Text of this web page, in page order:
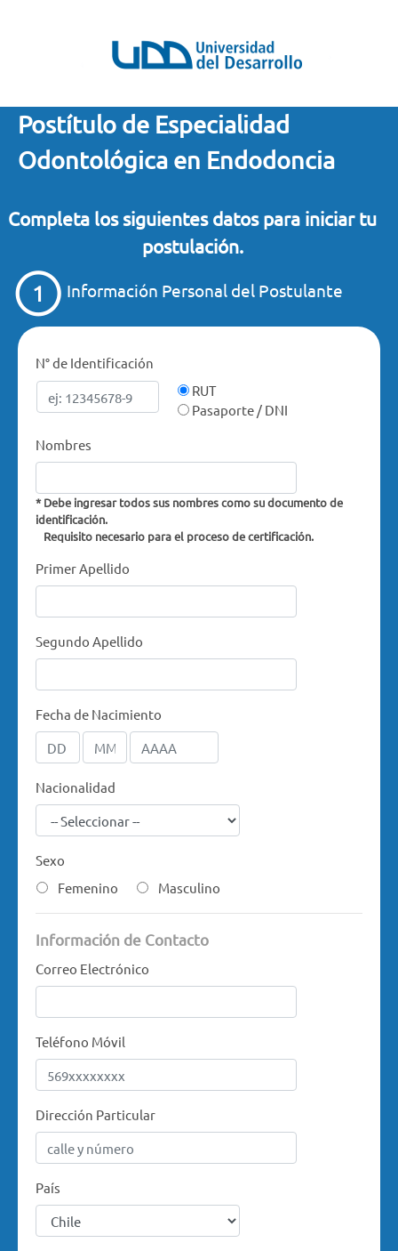
Postítulo de Especialidad
Odontológica en Endodoncia
Completa los siguientes datos para iniciar tu
postulación.
Información Personal del Postulante
N° de Identificación
RUT
Pasaporte / DNI
Nombres
* Debe ingresar todos sus nombres como su documento de
identificación.
Requisito necesario para el proceso de certificación.
Primer Apellido
Segundo Apellido
Fecha de Nacimiento
Nacionalidad
Sexo
Femenino
Masculino
Información de Contacto
Correo Electrónico
Teléfono Móvil
Dirección Particular
País